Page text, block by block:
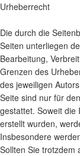
Urheberrecht
Die durch die
Seiten unterliegen
Bearbeitung,
Grenzen des
des jeweiligen
Seite sind nur für
gestattet. Soweit die
erstellt wurden,
Insbesondere
Sollten Sie trotzdem